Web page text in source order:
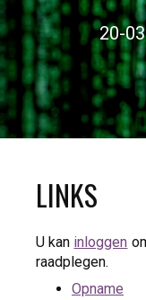
20-
LINKS
U kan inloggen
raadplegen.
Opname